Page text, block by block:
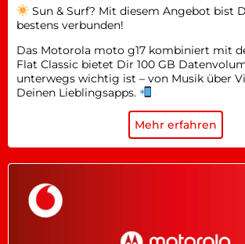
Sun & Surf? Mit diesem Angebot bist
bestens verbunden!
Das Motorola moto g17 kombiniert mit
Flat Classic bietet Dir 100 GB
unterwegs wichtig ist – von Musik über
Deinen Lieblingsapps.
Mehr erfahren